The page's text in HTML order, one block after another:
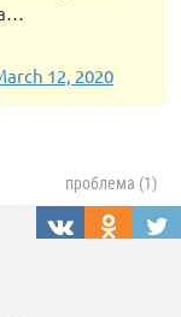
12, 2020
проблема (1)